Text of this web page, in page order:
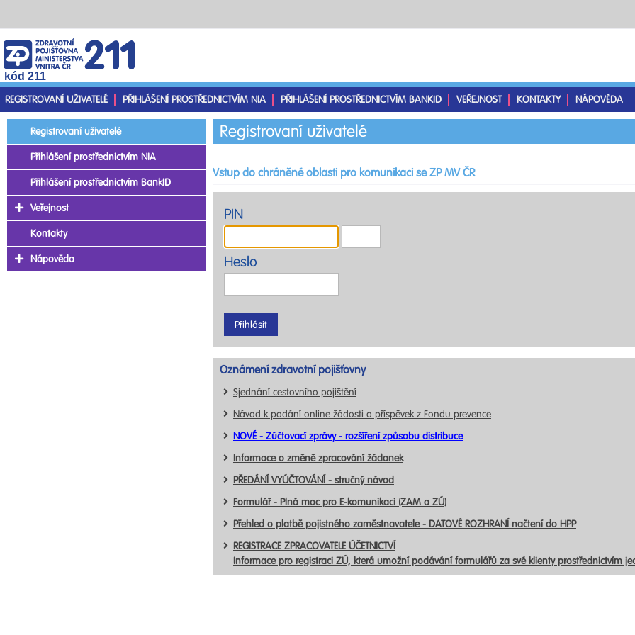
kód 211
REGISTROVANÍ UŽIVATELÉ
PŘIHLÁŠENÍ PROSTŘEDNICTVÍM NIA PŘIHLÁŠENÍ PROSTŘEDNICTVÍM BANKID VEŘEJNOST KONTAKTY NÁPOVĚDA
Registrovaní uživatelé
Vstup do chráněné oblasti pro komunikaci se ZP MV ČR
PIN
Heslo
Oznámení zdravotní pojišťovny
Sjednání cestovního pojištění
Návod k podání online žádosti o příspěvek z Fondu prevence
NOVÉ - Zúčtovací zprávy - rozšíření způsobu distribuce
Informace o změně zpracování žádanek
PŘEDÁNÍ VYÚČTOVÁNÍ - stručný návod
Formulář - Plná moc pro E-komunikaci (ZAM a ZÚ)
Přehled o platbě pojistného zaměstnavatele - DATOVÉ ROZHRANÍ načtení do HPP
REGISTRACE ZPRACOVATELE ÚČETNICTVÍ
Informace pro registraci ZÚ, která umožní podávání formulářů za své klienty prostřednictvím
Registrovaní uživatelé
Přihlášení prostřednictvím NIA
Přihlášení prostřednictvím BankID
Veřejnost
Kontakty
Nápověda